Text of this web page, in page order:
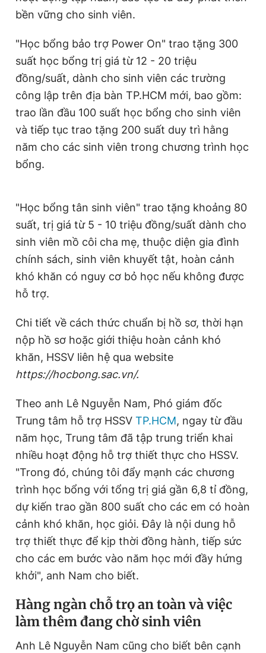
bền vững cho sinh viên.
"Học bổng bảo trợ Power On" trao tặng 300
suất học bổng trị giá từ 12 - 20 triệu
đồng/suất, dành cho sinh viên các trường
công lập trên địa bàn TP.HCM mới, bao gồm:
trao lần đầu 100 suất học bổng cho sinh viên
và tiếp tục trao tặng 200 suất duy trì hằng
năm cho các sinh viên trong chương trình học
bổng.
"Học bổng tân sinh viên" trao tặng khoảng 80
suất, trị giá từ 5 - 10 triệu đồng/suất dành cho
sinh viên mồ côi cha mẹ, thuộc diện gia đình
chính sách, sinh viên khuyết tật, hoàn cảnh
khó khăn có nguy cơ bỏ học nếu không được
hỗ trợ.
Chi tiết về cách thức chuẩn bị hồ sơ, thời hạn
nộp hồ sơ hoặc giới thiệu hoàn cảnh khó
khăn, HSSV liên hệ qua website
https://hocbong.sac.vn/.
Theo anh Lê Nguyễn Nam, Phó giám đốc
Trung tâm hỗ trợ HSSV TP.HCM, ngay từ đầu
năm học, Trung tâm đã tập trung triển khai
nhiều hoạt động hỗ trợ thiết thực cho HSSV.
"Trong đó, chúng tôi đẩy mạnh các chương
trình học bổng với tổng trị giá gần 6,8 tỉ đồng,
dự kiến trao gần 800 suất cho các em có hoàn
cảnh khó khăn, học giỏi. Đây là nội dung hỗ
trợ thiết thực để kịp thời đồng hành, tiếp sức
cho các em bước vào năm học mới đầy hứng
khởi", anh Nam cho biết.
Hàng ngàn chỗ trọ an toàn và việc
làm thêm đang chờ sinh viên
Anh Lê Nguyễn Nam cũng cho biết bên cạnh